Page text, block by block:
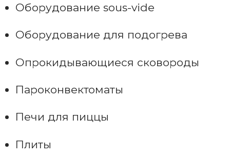
Оборудование sous-vide
Оборудование для подогрева
Опрокидывающиеся сковороды
Пароконвектоматы
Печи для пиццы
Плиты